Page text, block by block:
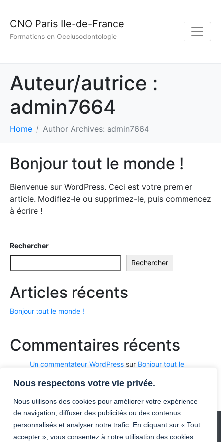
Nous respectons votre vie privée.
Nous utilisons des cookies pour améliorer votre expérience
de navigation, diffuser des publicités ou des contenus
personnalisés et analyser notre trafic. En cliquant sur « Tout
accepter », vous consentez à notre utilisation des cookies.
CNO Paris Ile-de-France
Formations en Occlusodontologie
Auteur/autrice :
admin7664
Home Author Archives: admin7664
Bonjour tout le monde !
Bienvenue sur WordPress. Ceci est votre premier
article. Modifiez-le ou supprimez-le, puis commencez
à écrire !
Rechercher
Rechercher
Articles récents
Bonjour tout le monde !
Commentaires récents
Un commentateur WordPress sur Bonjour tout le
CGV Règlement Intérieur
Charte de confidentialité